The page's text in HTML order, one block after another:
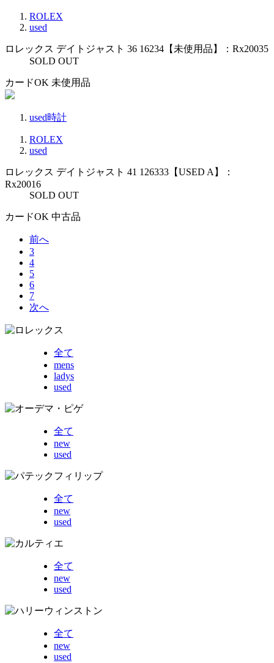
ROLEX
used
ロレックス デイトジャスト 36 16234【未使用品】：Rx20035
SOLD OUT
カードOK 未使用品
used時計
ROLEX
used
ロレックス デイトジャスト 41 126333【USED A】：
Rx20016
SOLD OUT
カードOK 中古品
前へ
3
4
5
6
7
次へ
全て
mens
ladys
used
全て
new
used
全て
new
used
全て
new
used
全て
new
used